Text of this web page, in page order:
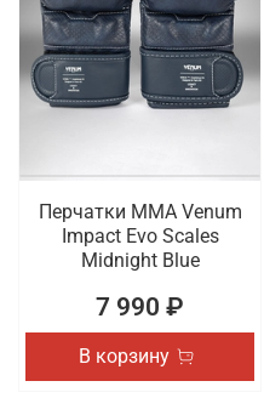
Перчатки ММА Venum
Impact Evo Scales
Midnight Blue
7 990 ₽
В корзину